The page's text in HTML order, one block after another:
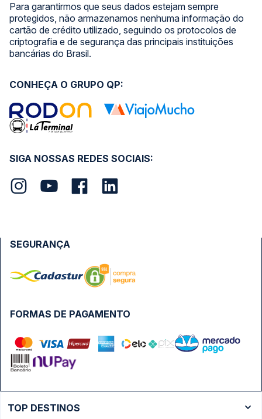
Para garantirmos que seus dados estejam sempre
protegidos, não armazenamos nenhuma informação do
cartão de crédito utilizado, seguindo os protocolos de
criptografia e de segurança das principais instituições
bancárias do Brasil.
SIGA NOSSAS REDES SOCIAIS:
CONHEÇA O GRUPO QP:
FORMAS DE PAGAMENTO
SEGURANÇA
TOP DESTINOS